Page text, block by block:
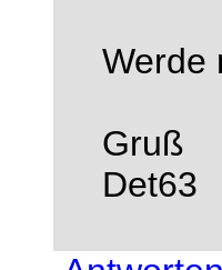
Werde
Gruß
Det63